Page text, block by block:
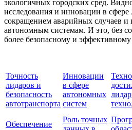
экологичных городских сред.
исследования и инновации в
сокращением аварийных случаев
автономным системам. И это, без
более безопасному и
Точность
лидаров и
безопасность
автотранспорта
Инновации
в сфере
автономных
систем
Обеспечение
Роль точных